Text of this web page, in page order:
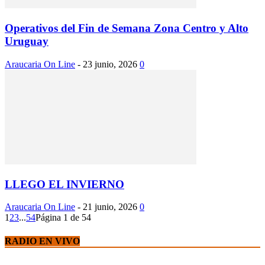
Operativos del Fin de Semana Zona Centro y Alto
Uruguay
Araucaria On Line - 23 junio, 2026 0
LLEGO EL INVIERNO
Araucaria On Line - 21 junio, 2026 0
1 23...54Página 1 de 54
RADIO EN VIVO